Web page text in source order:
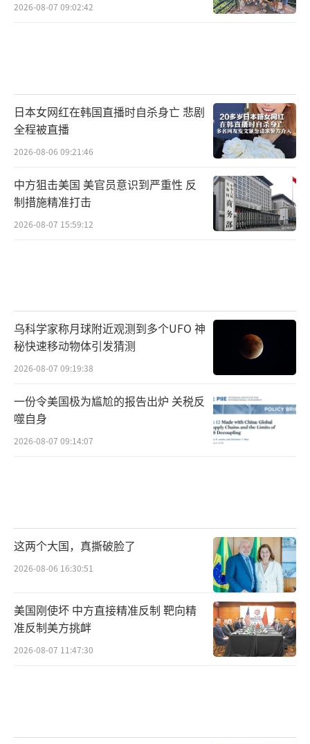
2026-08-07 09:02:42
日本女网红在韩国直播时自杀身亡 悲剧
全程被直播
2026-08-06 09:21:46
中方狙击美国 美官员意识到严重性 反
制措施精准打击
2026-08-07 15:59:12
乌科学家称月球附近观测到多个UFO 神
秘快速移动物体引发猜测
2026-08-07 09:19:38
一份令美国极为尴尬的报告出炉 关税反
噬自身
2026-08-07 09:14:07
这两个大国，真撕破脸了
2026-08-06 16:30:51
美国刚使坏 中方直接精准反制 靶向精
准反制美方挑衅
2026-08-07 11:47:30